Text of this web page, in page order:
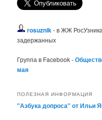
rosuznik- в ЖЖ
задержанных
Группа в Facebook -
мая
ПОЛЕЗНАЯ ИНФОРМАЦИЯ
"Азбука допроса" от Ильи